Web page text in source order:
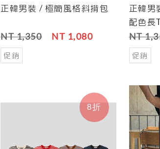
正韓男裝 / 極簡風格斜揹包
NT 1,350 NT 1,080
促銷
正韓男
配色長
NT
促銷
8折